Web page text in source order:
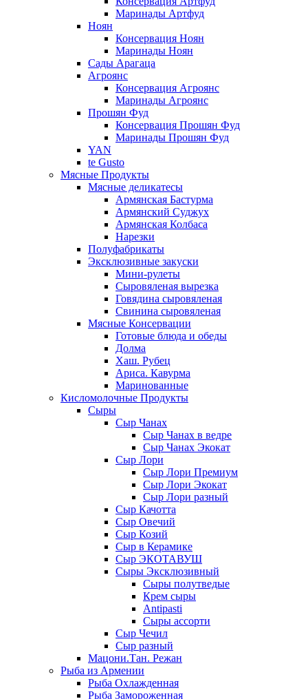
Маринады Артфуд
Ноян
Консервация Ноян
Маринады Ноян
Сады Арагаца
Агроянс
Консервация Агроянс
Маринады Агроянс
Прошян Фуд
Консервация Прошян Фуд
Маринады Прошян Фуд
YAN
te Gusto
Мясные Продукты
Мясные деликатесы
Армянская Бастурма
Армянский Суджух
Армянская Колбаса
Нарезки
Полуфабрикаты
Эксклюзивные закуски
Мини-рулеты
Сыровяленая вырезка
Говядина сыровяленая
Свинина сыровяленая
Мясные Консервации
Готовые блюда и обеды
Долма
Хаш. Рубец
Ариса. Кавурма
Маринованные
Кисломолочные Продукты
Сыры
Сыр Чанах
Сыр Чанах в ведре
Сыр Чанах Экокат
Сыр Лори
Сыр Лори Премиум
Сыр Лори Экокат
Сыр Лори разный
Сыр Качотта
Сыр Овечий
Сыр Козий
Сыр в Керамике
Сыр ЭКОТАВУШ
Сыры Эксклюзивный
Сыры полутведые
Крем сыры
Antipasti
Сыры ассорти
Сыр Чечил
Сыр разный
Мацони.Тан. Режан
Рыба из Армении
Рыба Охлажденная
Рыба Замороженная